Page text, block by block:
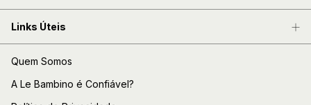
Links Úteis
Quem Somos
A Le Bambino é Confiável?